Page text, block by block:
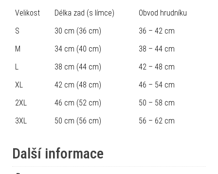
Velikost Délka zad (s límce)
Obvod hrudníku
S
30 cm (36 cm)
36 – 42 cm
M
34 cm (40 cm)
38 – 44 cm
L
38 cm (44 cm)
42 – 48 cm
XL
42 cm (48 cm)
46 – 54 cm
2XL
46 cm (52 cm)
50 – 58 cm
3XL
50 cm (56 cm) 56 – 62 cm
Další informace